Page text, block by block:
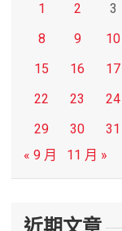
1
2 3
8
9 10
15
16 17
22
23 24
29
30
31
« 9 月
11 月 »